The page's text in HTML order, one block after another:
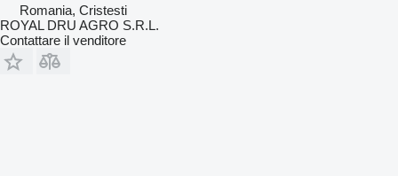
Romania, Cristesti
ROYAL DRU AGRO S.R.L.
Contattare il venditore